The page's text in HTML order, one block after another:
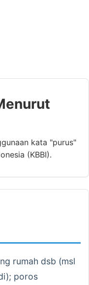
kata "purus"
(KBBI).
rumah dsb (msl
poros